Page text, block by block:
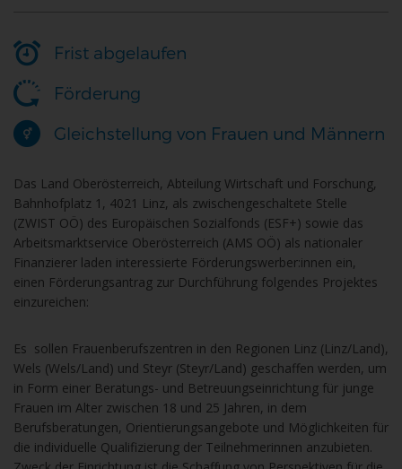
Frist abgelaufen
Förderung
Gleichstellung von Frauen und Männern
Das Land Oberösterreich, Abteilung Wirtschaft und Forschung,
Bahnhofplatz 1, 4021 Linz, als zwischengeschaltete Stelle
(ZWIST OÖ) des Europäischen Sozialfonds (ESF+) sowie das
Arbeitsmarktservice Oberösterreich (AMS OÖ) als nationaler
Finanzierer laden interessierte Förderungswerber:innen ein,
einen Förderungsantrag zur Durchführung folgendes Projektes
einzureichen:
Es sollen Frauenberufszentren in den Regionen Linz (Linz/Land),
Wels (Wels/Land) und Steyr (Steyr/Land) geschaffen werden, um
in Form einer Beratungs- und Betreuungseinrichtung für junge
Frauen im Alter zwischen 18 und 25 Jahren, in dem
Berufsberatungen, Orientierungsangebote und Möglichkeiten für
die individuelle Qualifizierung der Teilnehmerinnen anzubieten.